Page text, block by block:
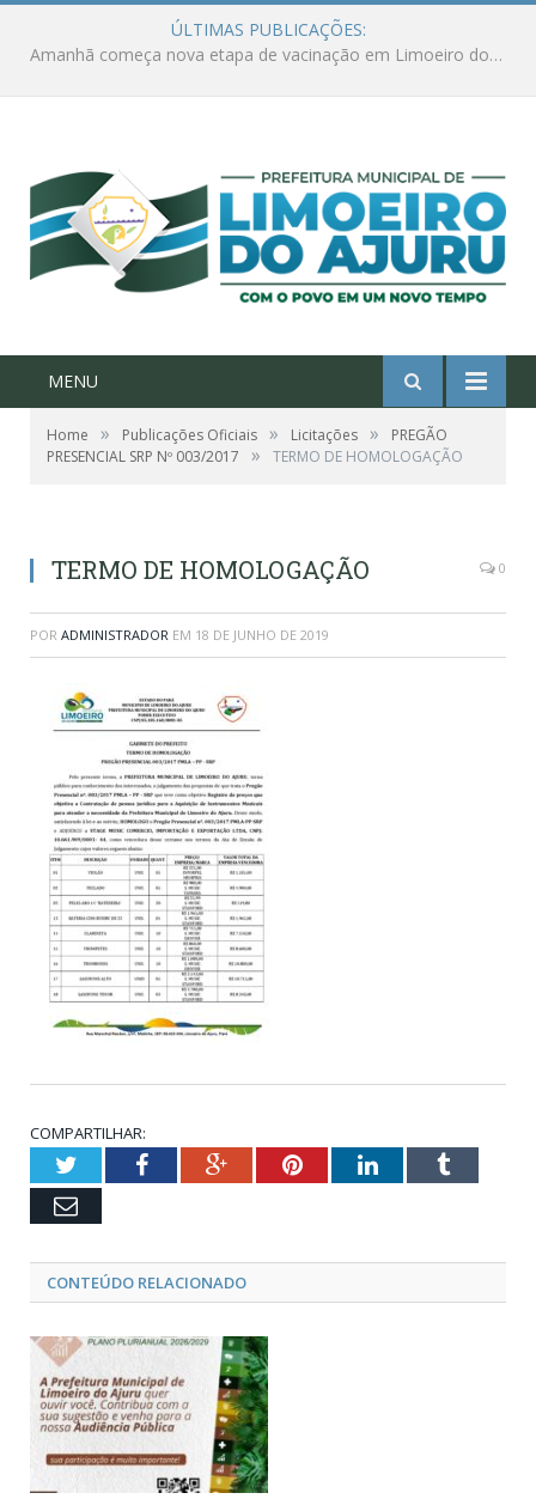
ÚLTIMAS PUBLICAÇÕES:
Ações de combate à Covid-19 na região ribeirinha de Limoeiro do Ajuru continuam
MENU
Home » Publicações Oficiais » Licitações »
PREGÃO
PRESENCIAL SRP Nº 003/2017
» TERMO DE HOMOLOGAÇÃO
TERMO DE HOMOLOGAÇÃO 0
POR ADMINISTRADOR EM 18 DE JUNHO DE 2019
COMPARTILHAR:
TwitterFacebookGoogle+PinterestLinkedInTumblr
Email
CONTEÚDO RELACIONADO